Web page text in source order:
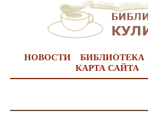
НОВОСТИ БИБЛИОТЕКА
КАРТА САЙТА